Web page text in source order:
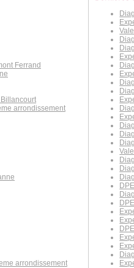
Ferrand
arrondissement
arrondissement